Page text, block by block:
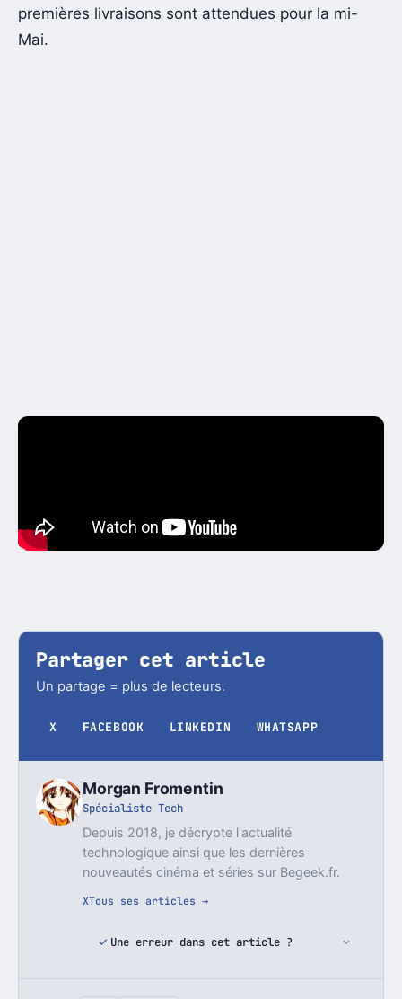
premières livraisons sont attendues pour la mi-
Mai.
Partager cet article
Un partage = plus de lecteurs.
X FACEBOOK LINKEDIN WHATSAPP
Morgan Fromentin
Spécialiste Tech
Depuis 2018, je décrypte l'actualité
technologique ainsi que les dernières
nouveautés cinéma et séries sur Begeek.fr.
XTous ses articles →
Une erreur dans cet article ?